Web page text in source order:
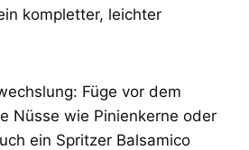
kompletter, leichter
Füge vor dem
Nüsse wie Pinienkerne oder
ein Spritzer Balsamico